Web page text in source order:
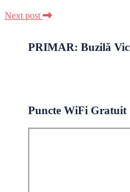
Next post
PRIMAR: Buzilă
Puncte WiFi Gratuit